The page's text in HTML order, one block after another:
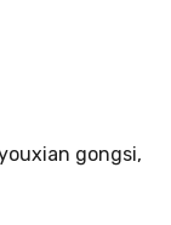
gongsi,